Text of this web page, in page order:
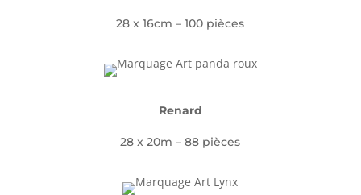
28 x 16cm – 100 pièces
Renard
28 x 20m – 88 pièces